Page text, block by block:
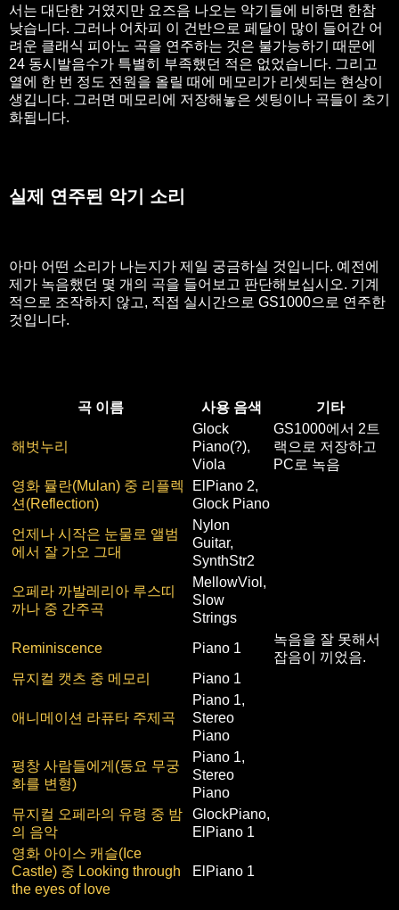
서는 대단한 거였지만 요즈음 나오는 악기들에 비하면 한참
낮습니다. 그러나 어차피 이 건반으로 페달이 많이 들어간 어
려운 클래식 피아노 곡을 연주하는 것은 불가능하기 때문에
24 동시발음수가 특별히 부족했던 적은 없었습니다. 그리고
열에 한 번 정도 전원을 올릴 때에 메모리가 리셋되는 현상이
생깁니다. 그러면 메모리에 저장해놓은 셋팅이나 곡들이 초기
화됩니다.
실제 연주된 악기 소리
아마 어떤 소리가 나는지가 제일 궁금하실 것입니다. 예전에
제가 녹음했던 몇 개의 곡을 들어보고 판단해보십시오. 기계
적으로 조작하지 않고, 직접 실시간으로 GS1000으로 연주한
것입니다.
곡 이름 사용 음색 기타
해벗누리
Glock
Piano(?),
Viola
GS1000에서 2트
랙으로 저장하고
PC로 녹음
영화 뮬란(Mulan) 중 리플렉
션(Reflection)
ElPiano 2,
Glock Piano
언제나 시작은 눈물로 앨범
에서 잘 가오 그대
Nylon
Guitar,
SynthStr2
오페라 까발레리아 루스띠
까나 중 간주곡
MellowViol,
Slow
Strings
Reminiscence
Piano 1
녹음을 잘 못해서
잡음이 끼었음.
뮤지컬 캣츠 중 메모리
Piano 1
애니메이션 라퓨타 주제곡
Piano 1,
Stereo
Piano
평창 사람들에게(동요 무궁
화를 변형)
Piano 1,
Stereo
Piano
뮤지컬 오페라의 유령 중 밤
의 음악
GlockPiano,
ElPiano 1
영화 아이스 캐슬(Ice
Castle) 중 Looking through
the eyes of love
ElPiano 1